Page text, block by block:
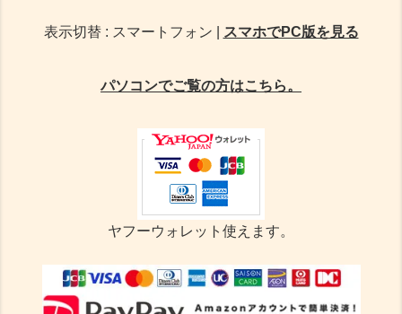
表示切替 : スマートフォン | スマホでPC版を見る
パソコンでご覧の方はこちら。
ヤフーウォレット使えます。